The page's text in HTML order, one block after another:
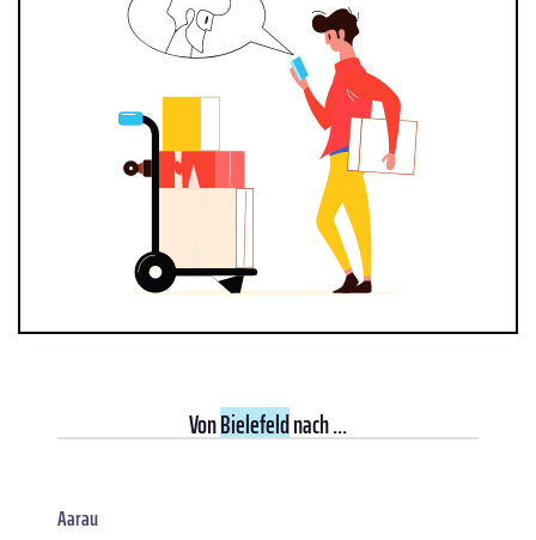
VonBielefeldnach ...
Aarau